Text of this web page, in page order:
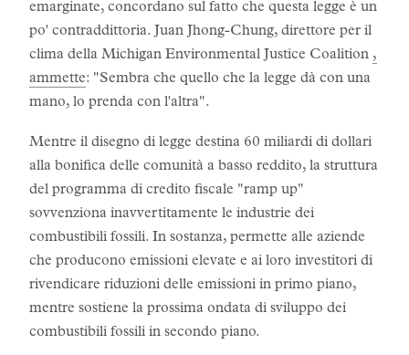
emarginate, concordano sul fatto che questa legge è un
po' contraddittoria. Juan Jhong-Chung, direttore per il
clima della Michigan Environmental Justice Coalition ,
ammette: "Sembra che quello che la legge dà con una
mano, lo prenda con l'altra".
Mentre il disegno di legge destina 60 miliardi di dollari
alla bonifica delle comunità a basso reddito, la struttura
del programma di credito fiscale "ramp up"
sovvenziona inavvertitamente le industrie dei
combustibili fossili. In sostanza, permette alle aziende
che producono emissioni elevate e ai loro investitori di
rivendicare riduzioni delle emissioni in primo piano,
mentre sostiene la prossima ondata di sviluppo dei
combustibili fossili in secondo piano.